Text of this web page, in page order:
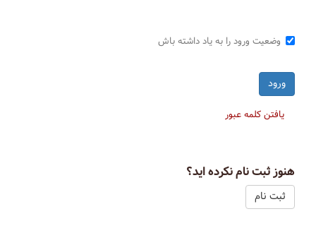
وضعیت ورود را به یاد داشته باش
یافتن کلمه عبور
هنوز ثبت نام نکرده اید؟
ثبت نام